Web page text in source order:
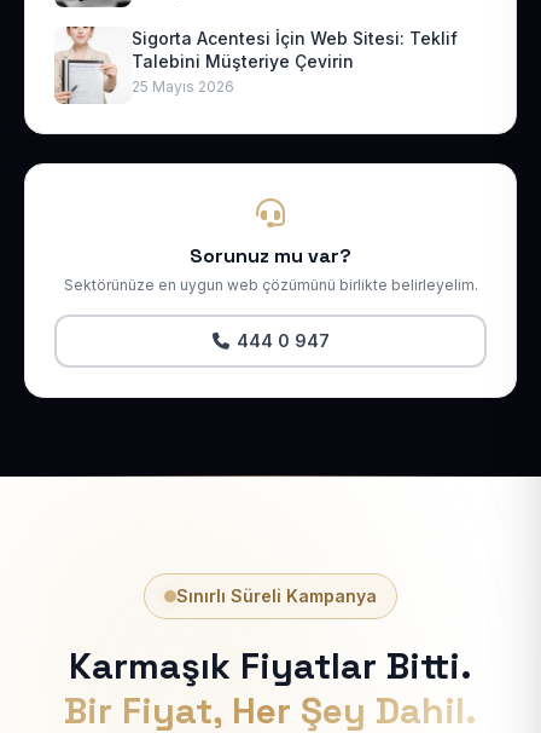
Sigorta Acentesi İçin Web Sitesi: Teklif
Talebini Müşteriye Çevirin
25 Mayıs 2026
Sorunuz mu var?
Sektörünüze en uygun web çözümünü birlikte belirleyelim.
444 0 947
Sınırlı Süreli Kampanya
Karmaşık Fiyatlar Bitti.
Bir Fiyat, Her Şey Dahil.